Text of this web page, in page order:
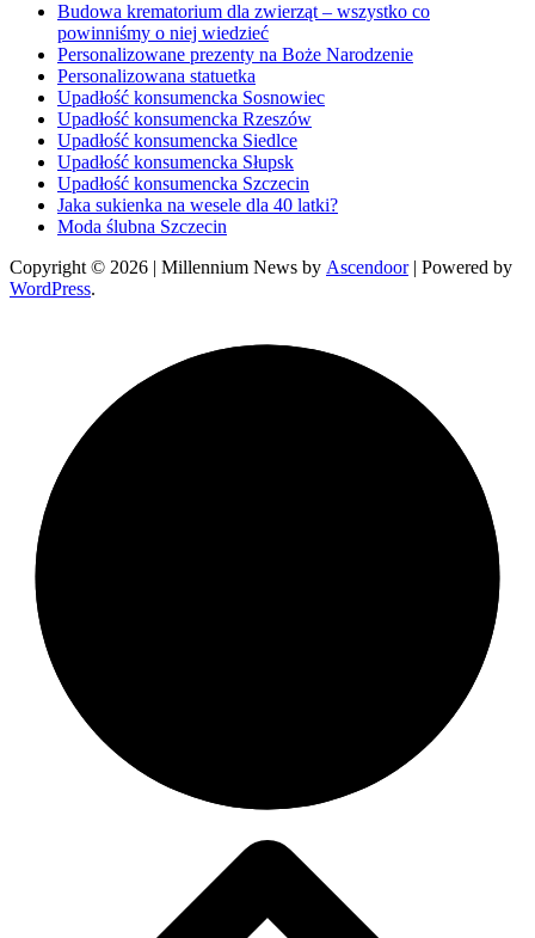
Budowa krematorium dla zwierząt – wszystko co
powinniśmy o niej wiedzieć
Personalizowane prezenty na Boże Narodzenie
Personalizowana statuetka
Upadłość konsumencka Sosnowiec
Upadłość konsumencka Rzeszów
Upadłość konsumencka Siedlce
Upadłość konsumencka Słupsk
Upadłość konsumencka Szczecin
Jaka sukienka na wesele dla 40 latki?
Moda ślubna Szczecin
Copyright © 2026 | Millennium News by Ascendoor| Powered by
WordPress.